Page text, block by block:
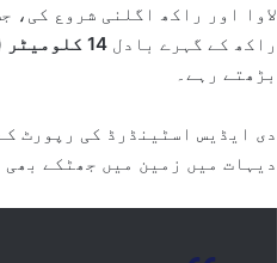
لاوا اور راکھ اگلنی شروع کی،
راکھ کے گہرے بادل 14 کلومیٹر (45 ہزار فٹ)
بڑھتے رہے۔
دی ایڈیس اسٹینڈرڈ کی رپورٹ
دیہات میں زمین میں جھٹکے